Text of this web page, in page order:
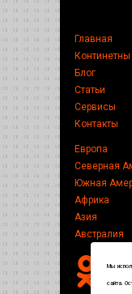
Главная
Континетны
Блог
Статьи
Сервисы
Контакты
Европа
Северная
Южная
Африка
Азия
Австралия
Мы
сайта.